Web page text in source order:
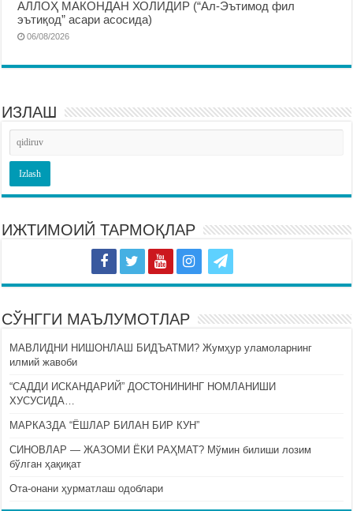
АЛЛОҲ МАКОНДАН ХОЛИДИР (“Ал-Эътимод фил
эътиқод” асари асосида)
06/08/2026
ИЗЛАШ
ИЖТИМОИЙ ТАРМОҚЛАР
СЎНГГИ МАЪЛУМОТЛАР
МАВЛИДНИ НИШОНЛАШ БИДЪАТМИ? Жумҳур уламоларнинг
илмий жавоби
“САДДИ ИСКАНДАРИЙ” ДОСТОНИНИНГ НОМЛАНИШИ
ХУСУСИДА…
МАРКАЗДА “ЁШЛАР БИЛАН БИР КУН”
СИНОВЛАР — ЖАЗОМИ ЁКИ РАҲМАТ? Мўмин билиши лозим
бўлган ҳақиқат
Ота-онани ҳурматлаш одоблари